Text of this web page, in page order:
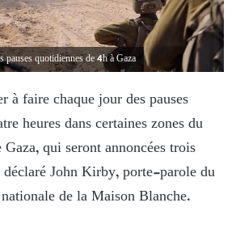
pauses quotidiennes de 4h à Gaza
à faire chaque jour des pauses
heures dans certaines zones du
qui seront annoncées trois
déclaré John Kirby, porte-parole du
de la Maison Blanche.